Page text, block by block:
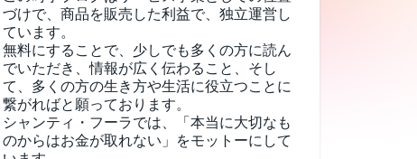
づけで、商品を販売した利益で、独立運営し
ています。
無料にすることで、少しでも多くの方に読ん
でいただき、情報が広く伝わること、そし
て、 多くの方の生き方や生活に役立つことに
繋がればと願っております。
シャンティ・フーラでは、「本当に大切なも
のからはお金が取れない」をモットーにして